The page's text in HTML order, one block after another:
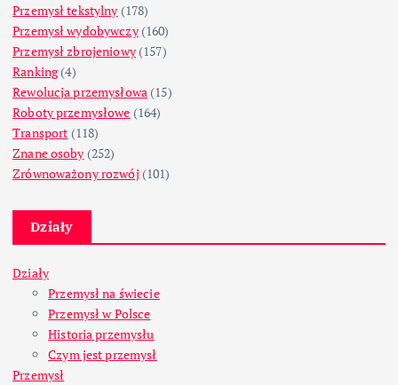
Przemysł tekstylny (178)
Przemysł wydobywczy(160)
Przemysł zbrojeniowy(157)
Ranking(4)
Rewolucja przemysłowa (15)
Roboty przemysłowe (164)
Transport (118)
Znane osoby (252)
Zrównoważony rozwój (101)
Działy
Działy
Przemysł na świecie
Przemysł w Polsce
Historia przemysłu
Czym jest przemysł
Przemysł